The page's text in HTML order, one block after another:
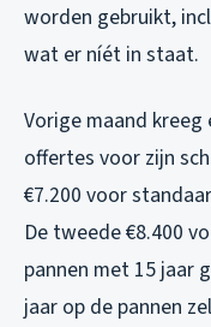
worden gebruikt,
wat er níét in staat.
Vorige maand
offertes voor zijn
€7.200 voor
De tweede €8.400
pannen met 15 jaar
jaar op de pannen